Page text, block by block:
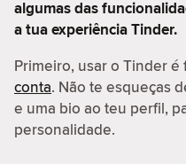
algumas das
a tua experiência Tinder.
Primeiro, usar o Tinder é
conta. Não te esqueças
e uma bio ao teu perfil,
personalidade.